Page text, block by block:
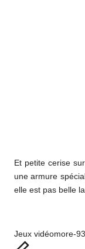
Et petite cerise
une armure
elle est pas belle
Tags:
Jeux vidéomore-